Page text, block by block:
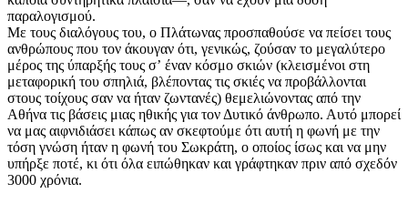
παραλογισμού.
Με τους διαλόγους του, ο Πλάτωνας προσπαθούσε να πείσει τους
ανθρώπους που τον άκουγαν ότι, γενικώς, ζούσαν το μεγαλύτερο
μέρος της ύπαρξής τους σʼ έναν κόσμο σκιών (κλεισμένοι στη
μεταφορική του σπηλιά, βλέποντας τις σκιές να προβάλλονται
στους τοίχους σαν να ήταν ζωντανές) θεμελιώνοντας από την
Αθήνα τις βάσεις μιας ηθικής για τον Δυτικό άνθρωπο. Αυτό μπορεί
να μας αιφνιδιάσει κάπως αν σκεφτούμε ότι αυτή η φωνή με την
τόση γνώση ήταν η φωνή του Σωκράτη, ο οποίος ίσως και να μην
υπήρξε ποτέ, κι ότι όλα ειπώθηκαν και γράφτηκαν πριν από σχεδόν
3000 χρόνια.